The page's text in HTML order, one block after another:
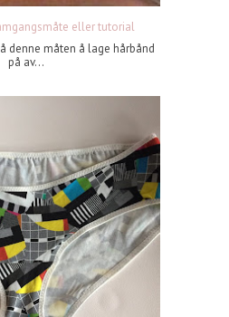
eller tutorial
denne måten å lage hårbånd
på av...